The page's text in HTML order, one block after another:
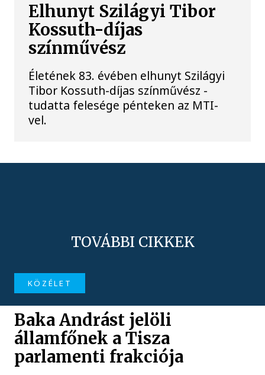
Elhunyt Szilágyi Tibor
Kossuth-díjas
színművész
Életének 83. évében elhunyt Szilágyi
Tibor Kossuth-díjas színművész -
tudatta felesége pénteken az MTI-
vel.
TOVÁBBI CIKKEK
KÖZÉLET
Baka Andrást jelöli
államfőnek a Tisza
parlamenti frakciója